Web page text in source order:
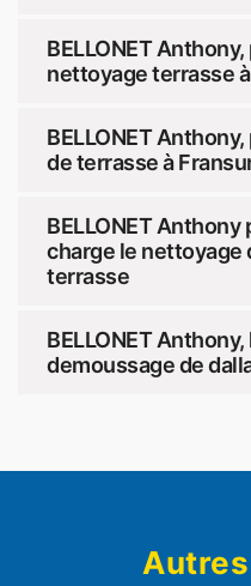
BELLONET
nettoyage terrasse
BELLONET
de terrasse à
BELLONET Anthony
charge le nettoyage
terrasse
BELLONET Anthony,
demoussage de